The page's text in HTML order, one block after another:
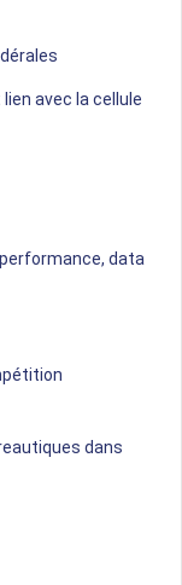
avec la cellule
performance, data
dans